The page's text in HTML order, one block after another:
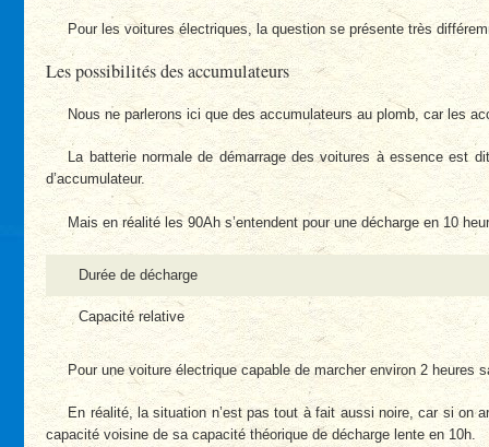
Pour les voitures électriques, la question se présente très
Les possibilités des accumulateurs
Nous ne parlerons ici que des accumulateurs au plomb, car les
La batterie normale de démarrage des voitures à essence est
d’accumulateur.
Mais en réalité les 90Ah s’entendent pour une décharge en 10
Durée de décharge
Capacité relative
Pour une voiture électrique capable de marcher environ 2
En réalité, la situation n’est pas tout à fait aussi noire, car si on
capacité voisine de sa capacité théorique de décharge lente en 10h.